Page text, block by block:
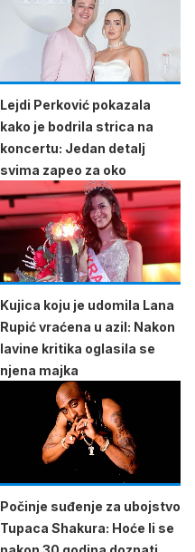
Lejdi Perković pokazala
kako je bodrila strica na
koncertu: Jedan detalj
svima zapeo za oko
Kujica koju je udomila Lana
Rupić vraćena u azil: Nakon
lavine kritika oglasila se
njena majka
Počinje suđenje za ubojstvo
Tupaca Shakura: Hoće li se